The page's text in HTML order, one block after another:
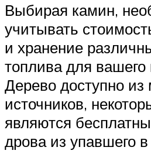
Выбирая камин,
учитывать
и хранение
топлива для вашего
Дерево доступно из
источников,
являются
дрова из упавшего